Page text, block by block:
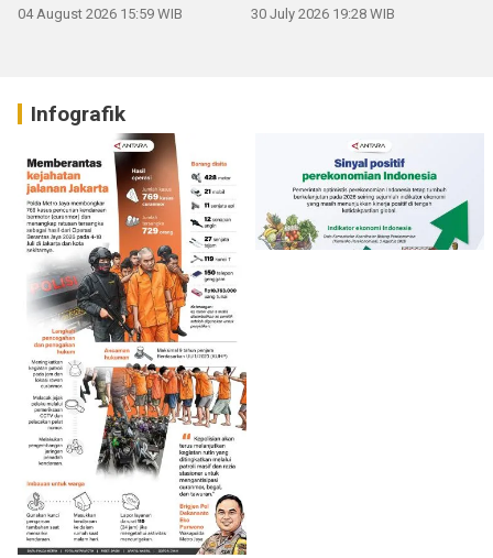
04 August 2026 15:59 WIB 30 July 2026 19:28 WIB
Infografik